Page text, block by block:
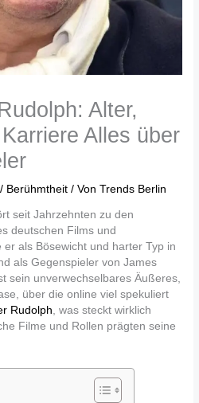
Alter,
Alles über
/ Berühmtheit / VonTrends Berlin
seit Jahrzehnten zu den
deutschen Films und
als Bösewicht und harter Typ in
als Gegenspieler von James
sein unverwechselbares Äußeres,
über die online viel spekuliert
Rudolph, was steckt wirklich
Filme und Rollen prägten seine